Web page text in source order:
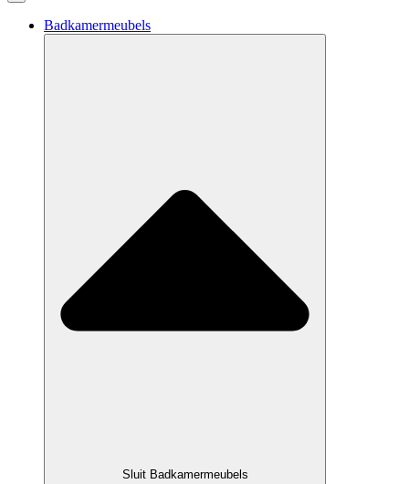
Badkamermeubels
Sluit Badkamermeubels